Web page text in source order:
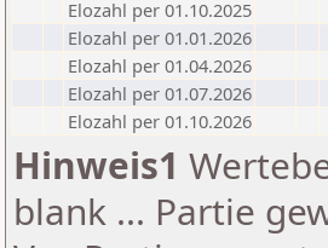
Elozahl per 01.10.2025
Elozahl per 01.01.2026
Elozahl per 01.04.2026
Elozahl per 01.07.2026
Elozahl per 01.10.2026
Hinweis1
blank ... Partie